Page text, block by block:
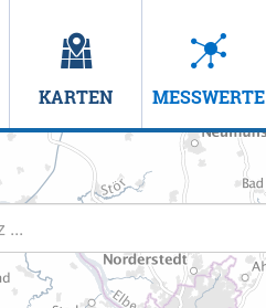
KARTEN MESSWERTE